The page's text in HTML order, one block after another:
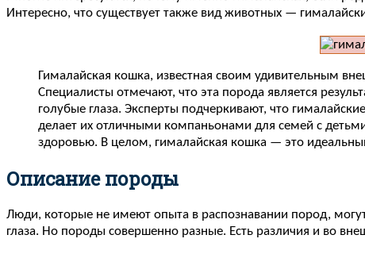
Интересно, что существует также вид животных —
Гималайская кошка, известная своим удивительным
Специалисты отмечают, что эта порода является
голубые глаза. Эксперты подчеркивают, что
делает их отличными компаньонами для семей с
здоровью. В целом, гималайская кошка — это
Описание породы
Люди, которые не имеют опыта в распознавании пород,
глаза. Но породы совершенно разные. Есть различия и во